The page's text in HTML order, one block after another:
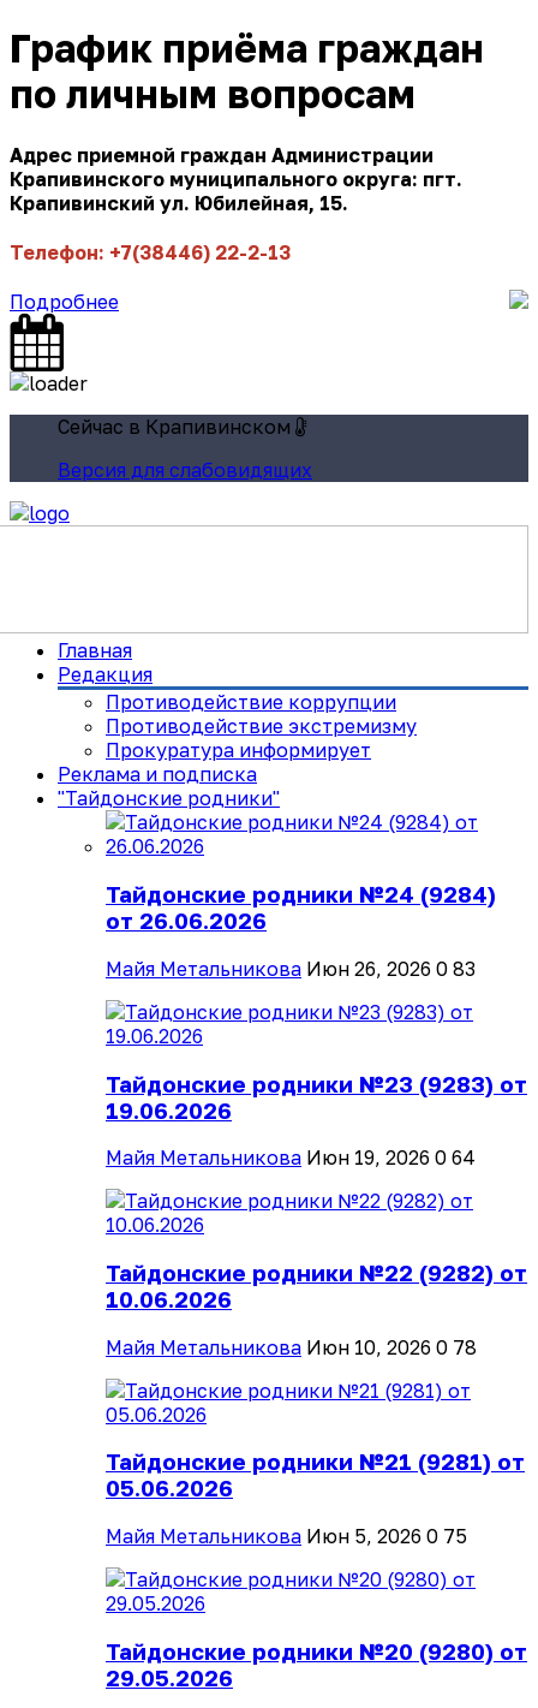
График приёма граждан
по личным вопросам
Адрес приемной граждан Администрации
Крапивинского муниципального округа: пгт.
Крапивинский ул. Юбилейная, 15.
Телефон: +7(38446) 22-2-13
Подробнее
Сейчас в Крапивинском
Версия для слабовидящих
Главная
Редакция
Противодействие коррупции
Противодействие экстремизму
Прокуратура информирует
Реклама и подписка
"Тайдонские родники"
Тайдонские родники №24 (9284)
от 26.06.2026
Майя Метальникова Июн 26, 2026 0 83
Тайдонские родники №23 (9283) от
19.06.2026
Майя Метальникова Июн 19, 2026 0 64
Тайдонские родники №22 (9282) от
10.06.2026
Майя Метальникова Июн 10, 2026 0 78
Тайдонские родники №21 (9281) от
05.06.2026
Майя Метальникова Июн 5, 2026 0 75
Тайдонские родники №20 (9280) от
29.05.2026